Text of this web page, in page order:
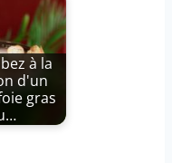
à la
d'un
gras